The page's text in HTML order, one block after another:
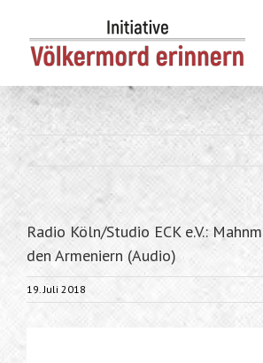
content
Radio Köln/Studio ECK e.V.:
den Armeniern (Audio)
19. Juli 2018